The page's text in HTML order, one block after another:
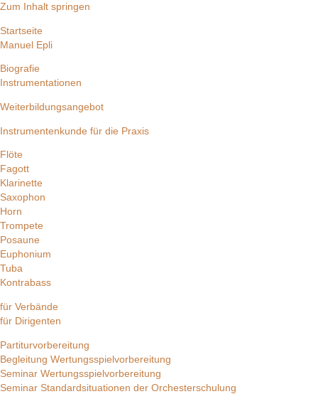
Zum Inhalt springen
Startseite
Manuel Epli
Biografie
Instrumentationen
Weiterbildungsangebot
Instrumentenkunde für die Praxis
Flöte
Fagott
Klarinette
Saxophon
Horn
Trompete
Posaune
Euphonium
Tuba
Kontrabass
für Verbände
für Dirigenten
Partiturvorbereitung
Begleitung Wertungsspielvorbereitung
Seminar Wertungsspielvorbereitung
Seminar Standardsituationen der Orchesterschulung